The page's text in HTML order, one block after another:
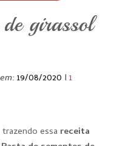
de girassol
19/08/2020 I 1
essa receita